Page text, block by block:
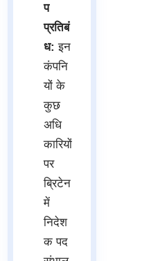
प
प्रतिबं
ध: इन
कंपनि
यों के
कुछ
अधि
कारियों
पर
ब्रिटेन
में
निदेश
क पद